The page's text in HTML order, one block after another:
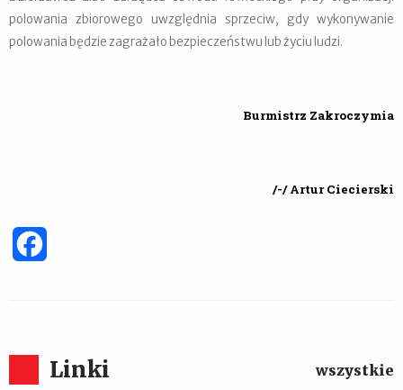
polowania zbiorowego uwzględnia sprzeciw, gdy wykonywanie
polowania będzie zagrażało bezpieczeństwu lub życiu ludzi.
Burmistrz Zakroczymia
/-/ Artur Ciecierski
Linki wszystkie